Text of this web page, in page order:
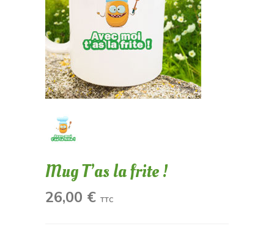
Mug T’as la frite !
26,00 € TTC